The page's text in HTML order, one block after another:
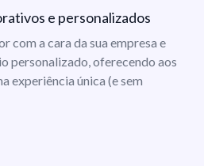
e personalizados
com a cara da sua empresa e
personalizado, oferecendo aos
experiência única (e sem